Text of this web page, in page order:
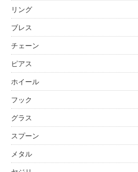
リング
ブレス
チェーン
ピアス
ホイール
フック
グラス
スプーン
メタル